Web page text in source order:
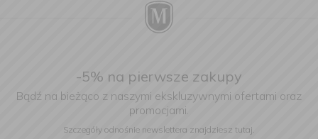
-5% na pierwsze zakupy
Bądź na bieżąco z naszymi ekskluzywnymi ofertami oraz
promocjami.
Szczegóły odnośnie newslettera znajdziesz tutaj.